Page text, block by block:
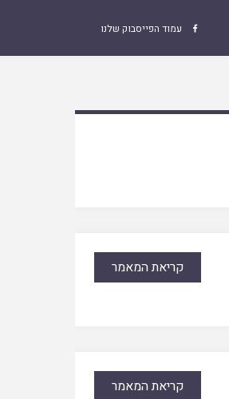
 עמוד הפייסבוק שלנו
קריאת המאמר
קריאת המאמר